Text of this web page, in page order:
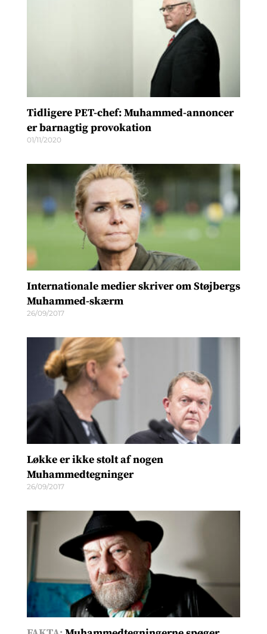
Tidligere PET-chef: Muhammed-annoncer
er barnagtig provokation
01/11/2020
Internationale medier skriver om Støjbergs
Muhammed-skærm
26/09/2017
Løkke er ikke stolt af nogen
Muhammedtegninger
26/09/2017